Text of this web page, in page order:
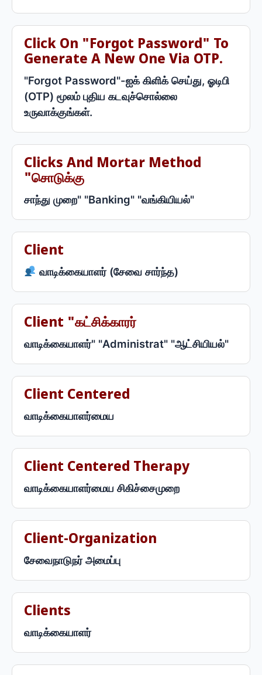
Click On "Forgot Password" To
Generate A New One Via OTP.
"Forgot Password"-ஐக் கிளிக் செய்து, ஓடிபி
(OTP) மூலம் புதிய கடவுச்சொல்லை
உருவாக்குங்கள்.
Clicks And Mortar Method
"சொடுக்கு
சாந்து முறை" "Banking" "வங்கியியல்"
Client
வாடிக்கையாளர் (சேவை சார்ந்த)
Client "கட்சிக்காரர்
வாடிக்கையாளர்" "Administrat" "ஆட்சியியல்"
Client Centered
வாடிக்கையாளர்மைய
Client Centered Therapy
வாடிக்கையாளர்மைய சிகிச்சைமுறை
Client-Organization
சேவைநாடுநர் அமைப்பு
Clients
வாடிக்கையாளர்